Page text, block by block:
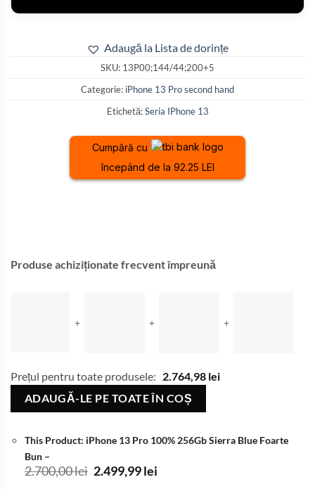
Adaugă la Lista de dorințe
SKU: 13P00;144/44;200+5
Categorie: iPhone 13 Pro second hand
Etichetă:Seria IPhone 13
Cumpără cu
începând de la 92.25 LEI
Produse achiziționate frecvent împreună
+ + +
Prețul pentru toate produsele: 2.764,98 lei
ADAUGĂ-LE PE TOATE ÎN COȘ
This Product: iPhone 13 Pro 100% 256Gb Sierra Blue Foarte
Bun –
2.700,00lei Prețul
2.499,99lei